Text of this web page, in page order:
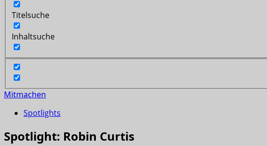
Titelsuche
Inhaltsuche
Mitmachen
Spotlights
Spotlight: Robin Curtis